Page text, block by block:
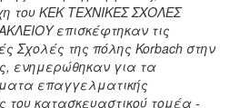
του ΚΕΚ ΤΕΧΝΙΚΕΣ ΣΧΟΛΕΣ
επισκέφτηκαν τις
Σχολές της πόλης Korbach στην
ενημερώθηκαν για τα
επαγγελματικής
του κατασκευαστικού τομέα -